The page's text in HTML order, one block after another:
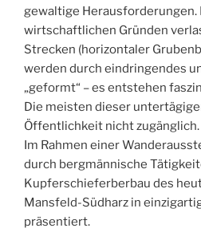
gewaltige Herausforderungen.
wirtschaftlichen Gründen
Strecken (horizontaler
werden durch eindringendes
„geformt“ – es entstehen
Die meisten dieser
Öffentlichkeit nicht zugänglich.
Im Rahmen einer
durch bergmännische
Kupferschieferberbau des
Mansfeld-Südharz in
präsentiert.